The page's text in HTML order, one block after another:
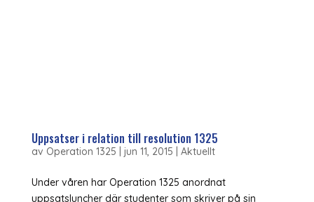
Uppsatser i relation till resolution 1325
av Operation 1325 jun 11, 2015 Aktuellt
Under våren har Operation 1325 anordnat
uppsatsluncher där studenter som skriver på sin